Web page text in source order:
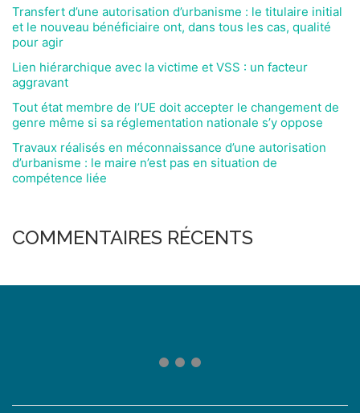
Transfert d’une autorisation d’urbanisme : le titulaire initial
et le nouveau bénéficiaire ont, dans tous les cas, qualité
pour agir
Lien hiérarchique avec la victime et VSS : un facteur
aggravant
Tout état membre de l’UE doit accepter le changement de
genre même si sa réglementation nationale s’y oppose
Travaux réalisés en méconnaissance d’une autorisation
d’urbanisme : le maire n’est pas en situation de
compétence liée
COMMENTAIRES RÉCENTS